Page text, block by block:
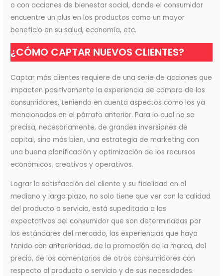
o con acciones de bienestar social, donde el consumidor
encuentre un plus en los productos como un mayor
beneficio en su salud, economía, etc.
¿CÓMO CAPTAR NUEVOS CLIENTES?
Captar más clientes requiere de una serie de acciones que
impacten positivamente la experiencia de compra de los
consumidores, teniendo en cuenta aspectos como los ya
mencionados en el párrafo anterior. Para lo cual no se
precisa, necesariamente, de grandes inversiones de
capital, sino más bien, una estrategia de marketing con
una buena planificación y optimización de los recursos
económicos, creativos y operativos.
Lograr la satisfacción del cliente y su fidelidad en el
mediano y largo plazo, no solo tiene que ver con la calidad
del producto o servicio, está supeditada a las
expectativas del consumidor que son determinadas por
los estándares del mercado, las experiencias que haya
tenido con anterioridad, de la promoción de la marca, del
precio, de los comentarios de otros consumidores con
respecto al producto o servicio y de sus necesidades.